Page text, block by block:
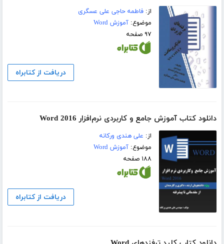
از:فاطمه حاجی علی عسگری
موضوع:آموزش Word
۹۷ صفحه
دریافت از کتابراه
دانلود کتاب آموزش جامع و کاربردی نرم‌افزار Word 2016
از: علی هندی ورکانه
موضوع:آموزش Word
۱۸۸ صفحه
دریافت از کتابراه